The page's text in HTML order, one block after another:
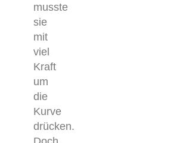
musste
sie
mit
viel
Kraft
um
die
Kurve
drücken.